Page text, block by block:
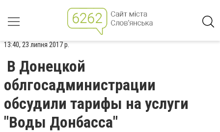
13:40, 23 липня 2017 р.
В Донецкой
облгосадминистрации
обсудили тарифы на услуги
"Воды Донбасса"